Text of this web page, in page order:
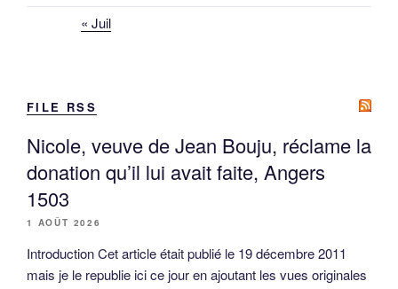
« Juil
FILE RSS
Nicole, veuve de Jean Bouju, réclame la
donation qu’il lui avait faite, Angers
1503
1 AOÛT 2026
Introduction Cet article était publié le 19 décembre 2011
mais je le republie ici ce jour en ajoutant les vues originales